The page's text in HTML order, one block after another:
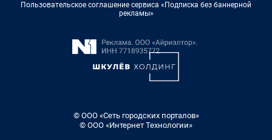
Пользовательское соглашение сервиса «Подписка без баннерной
рекламы»
© ООО «Сеть городских порталов»
© ООО «Интернет Технологии»